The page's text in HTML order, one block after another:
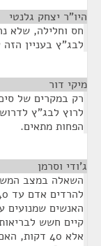
היו"ר יצחק גלנטי
חס וחלילה, שלא
לבג"ץ בעניין הזה
מיקי דור
רק במקרים של
לרוץ לבג"ץ
הפחות מתאים.
ג'ודי וסרמן
השאלה במצב
האנשים שמנועים
אלא 40